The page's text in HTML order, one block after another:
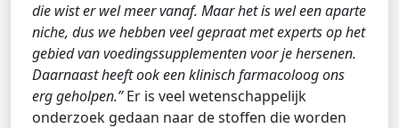
die wist er wel meer vanaf. Maar het is wel een aparte
niche, dus we hebben veel gepraat met experts op het
gebied van voedingssupplementen voor je hersenen.
Daarnaast heeft ook een klinisch farmacoloog ons
erg geholpen.’’Er is veel wetenschappelijk
onderzoek gedaan naar de stoffen die worden